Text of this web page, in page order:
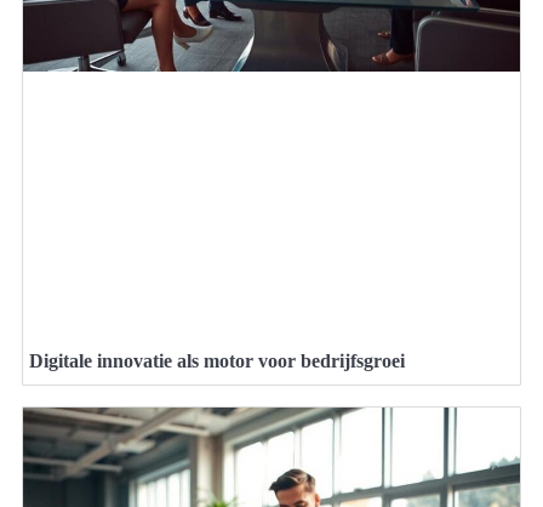
Digitale innovatie als motor voor bedrijfsgroei